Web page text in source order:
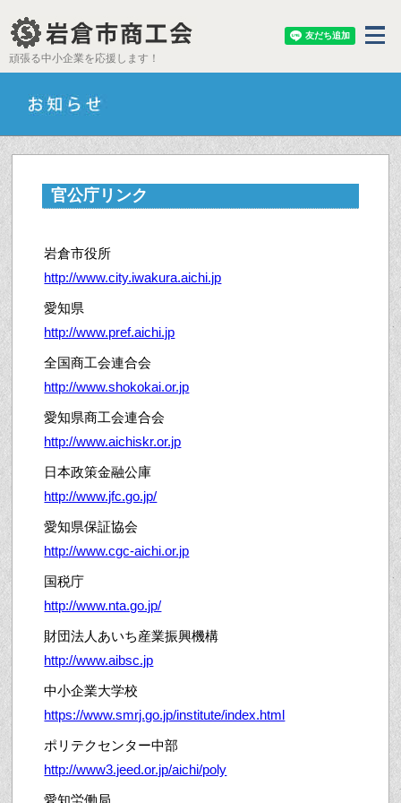
頑張る中小企業を応援します！
官公庁リンク
岩倉市役所
http://www.city.iwakura.aichi.jp
愛知県
http://www.pref.aichi.jp
全国商工会連合会
http://www.shokokai.or.jp
愛知県商工会連合会
http://www.aichiskr.or.jp
日本政策金融公庫
http://www.jfc.go.jp/
愛知県保証協会
http://www.cgc-aichi.or.jp
国税庁
http://www.nta.go.jp/
財団法人あいち産業振興機構
http://www.aibsc.jp
中小企業大学校
https://www.smrj.go.jp/institute/index.html
ポリテクセンター中部
http://www3.jeed.or.jp/aichi/poly
愛知労働局